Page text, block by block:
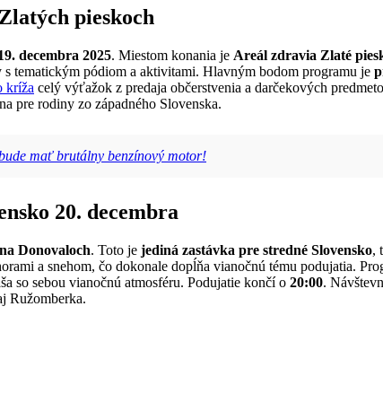
pieskoch
decembra 2025. Miestom konania je Areál zdravia Zlaté
tematickým pódiom a aktivitami. Hlavným bodom programu je
kríža celý výťažok z predaja občerstvenia a darčekových
pre rodiny zo západného Slovenska.
mať brutálny benzínový motor!
20. decembra
Donovaloch. Toto je jediná zastávka pre stredné Slovensko,
a snehom, čo dokonale dopĺňa vianočnú tému podujatia.
so sebou vianočnú atmosféru. Podujatie končí o 20:00.
Ružomberka.